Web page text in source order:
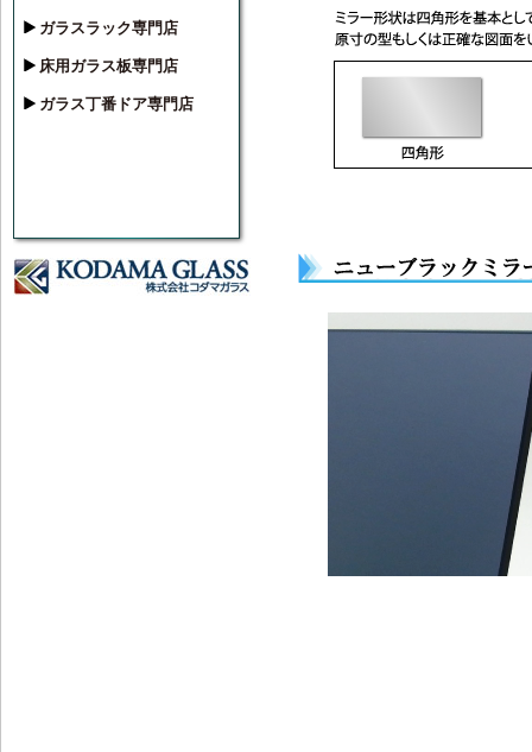
ガラスラック専門店
床用ガラス板専門店
ガラス丁番ドア専門店